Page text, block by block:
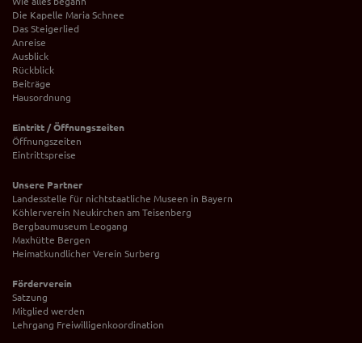
Die Kapelle Maria Schnee
Das Steigerlied
Anreise
Ausblick
Rückblick
Beiträge
Hausordnung
Eintritt / Öffnungszeiten
Öffnungszeiten
Eintrittspreise
Unsere Partner
Landesstelle für nichtstaatliche Museen in Bayern
Köhlerverein Neukirchen am Teisenberg
Bergbaumuseum Leogang
Maxhütte Bergen
Heimatkundlicher Verein Surberg
Förderverein
Satzung
Mitglied werden
Lehrgang Freiwilligenkoordination